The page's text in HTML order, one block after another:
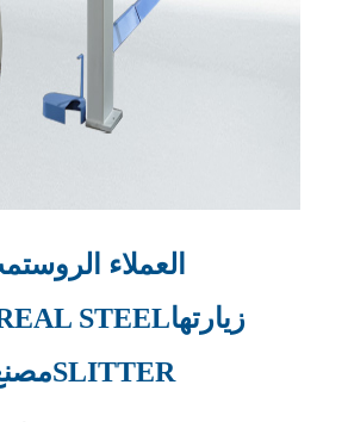
العملاء الروس
زيارتهاSTEEL
SLITTER